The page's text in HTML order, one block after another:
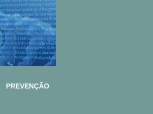
PREVENÇÃO